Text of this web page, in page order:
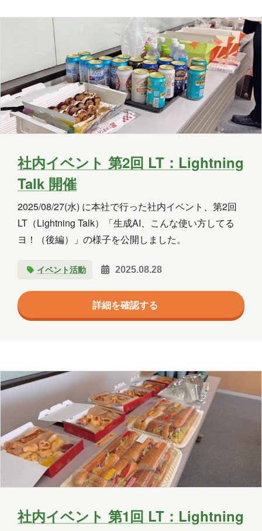
社内イベント 第2回 LT：Lightning
Talk 開催
2025/08/27(水) に本社で行った社内イベント、第2回
LT（Lightning Talk）「生成AI、こんな使い方してる
ヨ！（後編）」の様子を公開しました。
イベント活動 2025.08.28
詳細を確認する
社内イベント 第1回 LT：Lightning